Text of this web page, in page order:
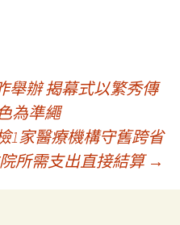
舉辦 揭幕式以繁秀傳
為準繩
1家醫療機構守舊跨省
所需支出直接結算 →